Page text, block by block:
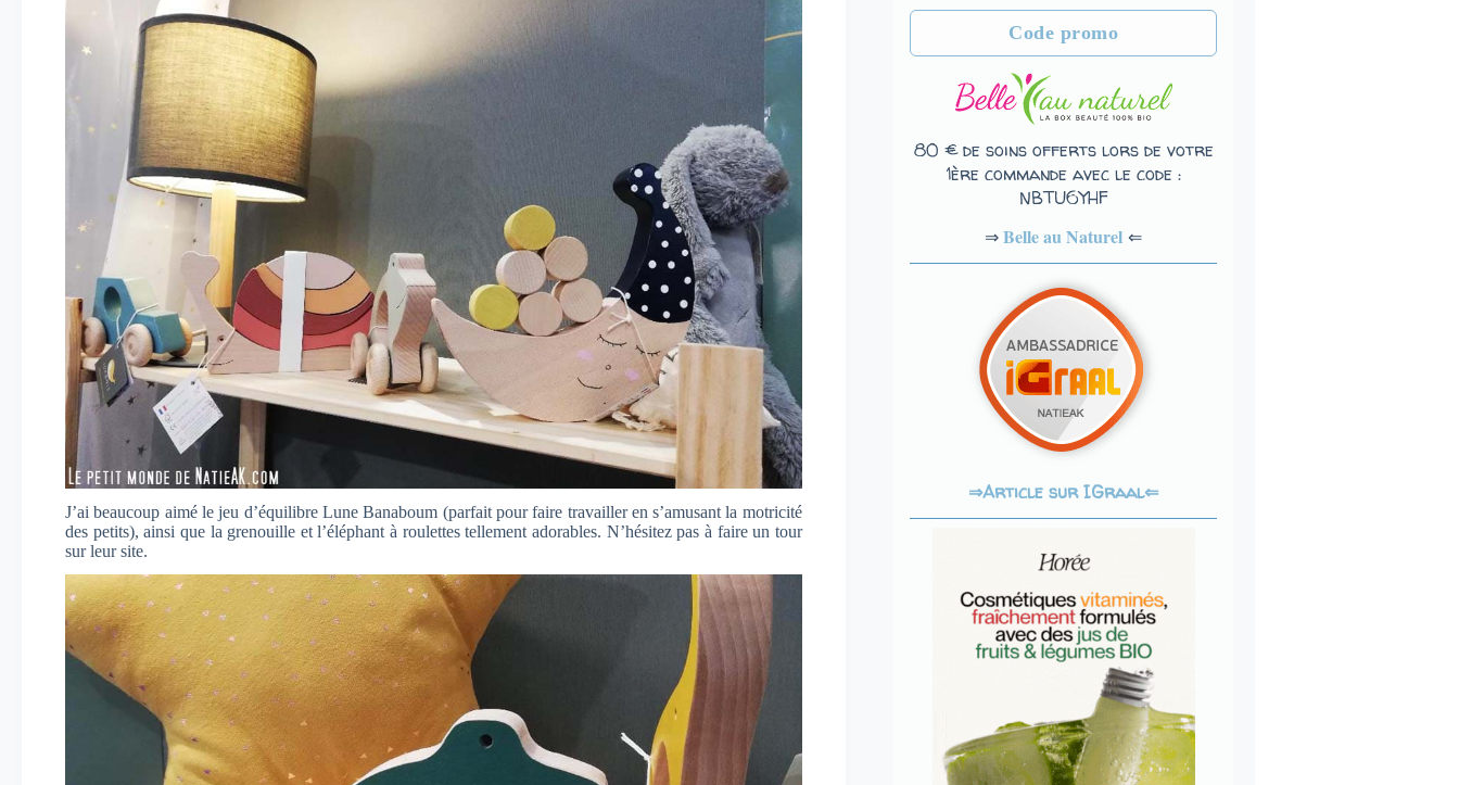
J’ai beaucoup aimé le jeu d’équilibre Lune Banaboum (parfait pour faire travailler en s’amusant la motricité
des petits), ainsi que la grenouille et l’éléphant à roulettes tellement adorables. N’hésitez pas à faire un tour
sur leur site.
Code promo
80 € de soins offerts lors de votre
1ère commande avec le code :
NBTU6YHF
⇒Belle au Naturel ⇐
⇒Article sur IGraal⇐